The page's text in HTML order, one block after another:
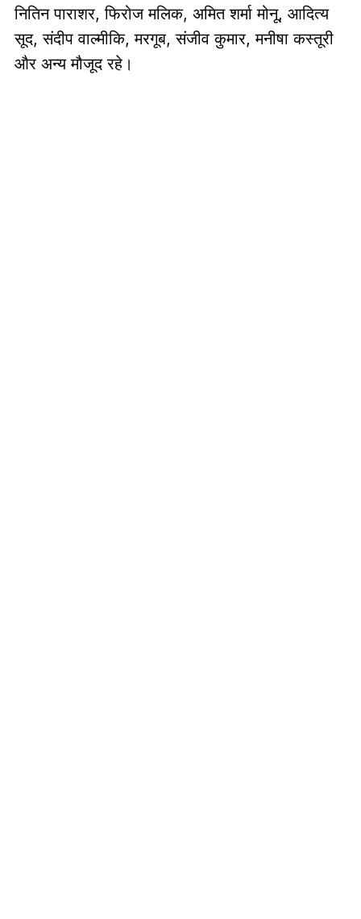
नितिन पाराशर, फिरोज मलिक, अमित शर्मा मोनू, आदित्य
सूद, संदीप वाल्मीकि, मरगूब, संजीव कुमार, मनीषा कस्तूरी
और अन्य मौजूद रहे।